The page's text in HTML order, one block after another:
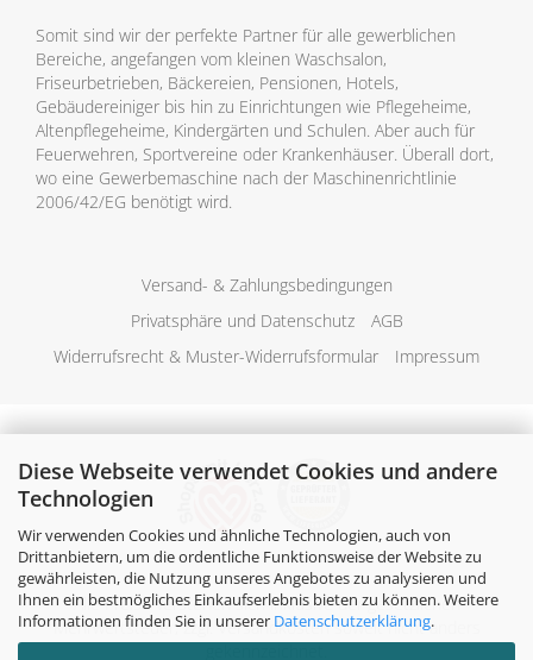
Diese Webseite verwendet Cookies und andere
Technologien
Wir verwenden Cookies und ähnliche Technologien, auch von
Drittanbietern, um die ordentliche Funktionsweise der Website zu
gewährleisten, die Nutzung unseres Angebotes zu analysieren und
Ihnen ein bestmögliches Einkaufserlebnis bieten zu können. Weitere
Informationen finden Sie in unserer Datenschutzerklärung.
Somit sind wir der perfekte Partner für alle gewerblichen
Bereiche, angefangen vom kleinen Waschsalon,
Friseurbetrieben, Bäckereien, Pensionen, Hotels,
Gebäudereiniger bis hin zu Einrichtungen wie Pflegeheime,
Altenpflegeheime, Kindergärten und Schulen. Aber auch für
Feuerwehren, Sportvereine oder Krankenhäuser. Überall dort,
wo eine Gewerbemaschine nach der Maschinenrichtlinie
2006/42/EG benötigt wird.
Versand- & Zahlungsbedingungen
Privatsphäre und Datenschutz
AGB
Widerrufsrecht & Muster-Widerrufsformular
Impressum
Alle Preise verstehen sich inklusive der gesetzlichen
Mehrwertsteuer, zzgl.Versandkostensoweit nicht anders